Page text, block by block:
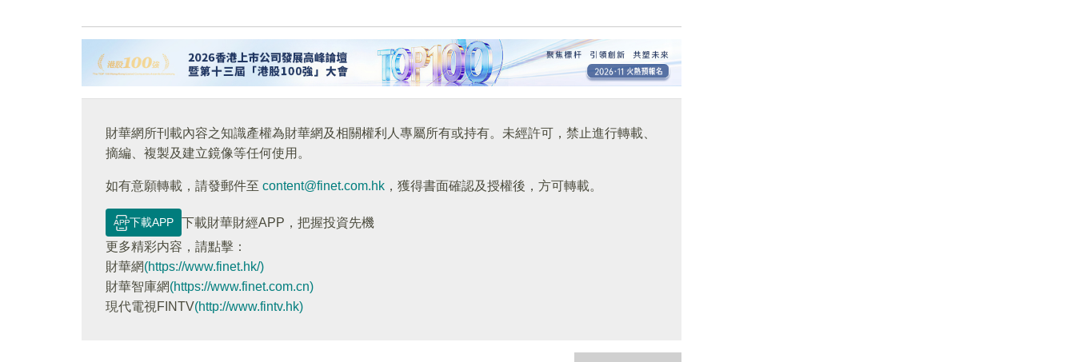
財華網所刊載內容之知識產權為財華網及相關權利人專屬所有或持有。未經許可，禁止進行轉載、
摘編、複製及建立鏡像等任何使用。
如有意願轉載，請發郵件至 content@finet.com.hk ，獲得書面確認及授權後，方可轉載。
下載APP
下載財華財經APP，把握投資先機
更多精彩内容，請點擊：
財華網(https://www.finet.hk/)
財華智庫網(https://www.finet.com.cn)
現代電視FINTV(http://www.fintv.hk)